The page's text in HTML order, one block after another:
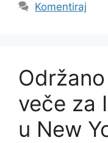
Komentiraj
veče za
u New